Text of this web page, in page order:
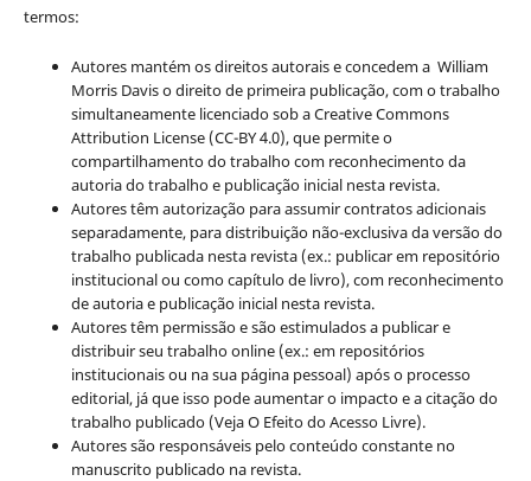
termos:
Autores mantém os direitos autorais e concedem a William
Morris Davis o direito de primeira publicação, com o trabalho
simultaneamente licenciado sob a Creative Commons
Attribution License (CC-BY 4.0), que permite o
compartilhamento do trabalho com reconhecimento da
autoria do trabalho e publicação inicial nesta revista.
Autores têm autorização para assumir contratos adicionais
separadamente, para distribuição não-exclusiva da versão do
trabalho publicada nesta revista (ex.: publicar em repositório
institucional ou como capítulo de livro), com reconhecimento
de autoria e publicação inicial nesta revista.
Autores têm permissão e são estimulados a publicar e
distribuir seu trabalho online (ex.: em repositórios
institucionais ou na sua página pessoal) após o processo
editorial, já que isso pode aumentar o impacto e a citação do
trabalho publicado (Veja O Efeito do Acesso Livre).
Autores são responsáveis pelo conteúdo constante no
manuscrito publicado na revista.